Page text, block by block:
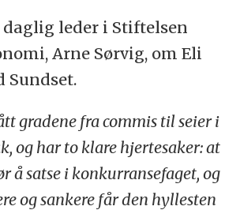
leder i Stiftelsen
Arne Sørvig, om Eli
Sundset.
gradene fra commis til seier i
og har to klare hjertesaker: at
å satse i konkurransefaget, og
og sankere får den hyllesten